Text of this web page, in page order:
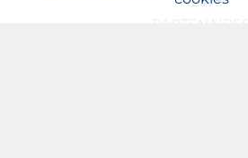
PARTENAIRES